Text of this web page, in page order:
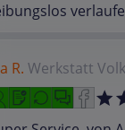
R. Werkstatt